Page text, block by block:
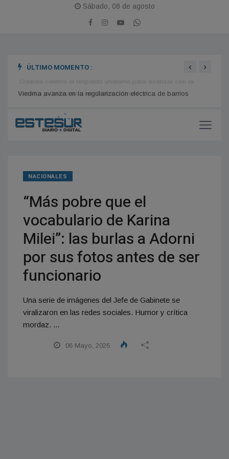
Sábado, 08 de agosto
ÚLTIMO MOMENTO :
populares con el programa PASE
Fiscalía y Defensoría en Sierra Grande
‹ ›
NACIONALES
“Más pobre que el
vocabulario de Karina
Milei”: las burlas a Adorni
por sus fotos antes de ser
funcionario
Una serie de imágenes del Jefe de Gabinete se
viralizaron en las redes sociales. Humor y crítica
mordaz. ...
06 Mayo, 2026